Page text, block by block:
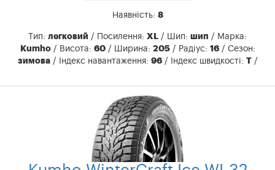
Наявність: 8
Тип: легковий / Посилення: XL / Шип: шип / Марка:
Kumho/ Висота: 60​​/ Ширина: 205/ Радіус: 16/ Сезон:
зимова/ Індекс навантаження: 96/ Індекс швидкості: T/